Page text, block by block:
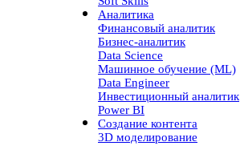
Аналитика
Финансовый аналитик
Бизнес-аналитик
Data Science
Машинное обучение (ML)
Data Engineer
Инвестиционный аналитик
Power BI
Создание контента
3D моделирование